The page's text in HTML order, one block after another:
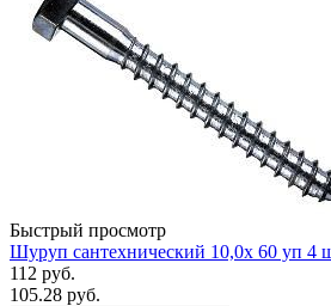
Быстрый просмотр
Шуруп сантехнический 10,0х 60 уп 4
112 руб.
105.28 руб.